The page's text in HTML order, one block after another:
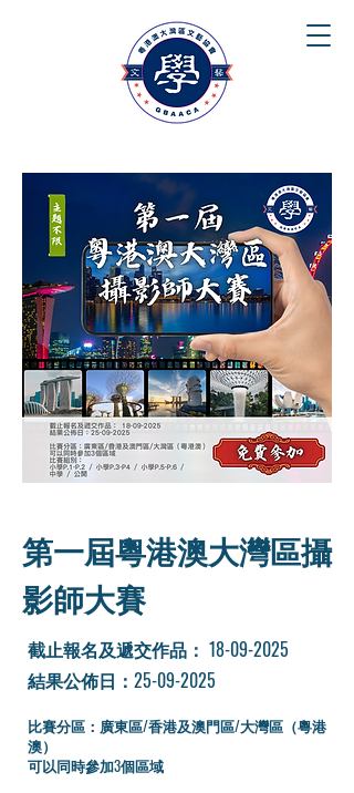
第一屆粵港澳大灣區攝
影師大賽
​截止報名及遞交作品： 18-09-2025
結果公佈日：25-09-2025
比賽分區：廣東區/香港及澳門區/大灣區（粵港
澳）
可以同時參加3個區域